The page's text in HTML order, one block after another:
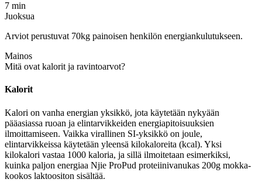
7 min
Juoksua
Arviot perustuvat 70kg painoisen henkilön energiankulutukseen.
Mainos
Mitä ovat kalorit ja ravintoarvot?
Kalorit
Kalori on vanha energian yksikkö, jota käytetään nykyään
pääasiassa ruoan ja elintarvikkeiden energiapitoisuuksien
ilmoittamiseen. Vaikka virallinen SI-yksikkö on joule,
elintarvikkeissa käytetään yleensä kilokaloreita (kcal). Yksi
kilokalori vastaa 1000 kaloria, ja sillä ilmoitetaan esimerkiksi,
kuinka paljon energiaa Njie ProPud proteiinivanukas 200g mokka-
kookos laktoositon sisältää.